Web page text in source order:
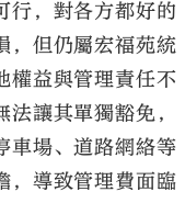
行，對各方都好的
，但仍屬宏福苑統
權益與管理責任不
讓其單獨豁免，
車場、道路網絡等
，導致管理費面臨